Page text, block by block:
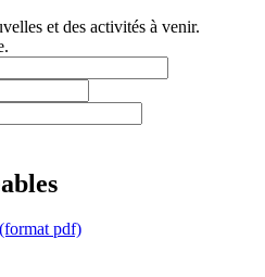
et des activités à venir.
pdf)